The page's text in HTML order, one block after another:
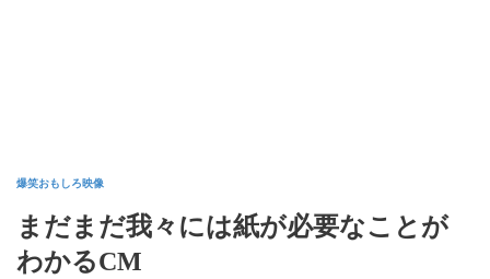
爆笑おもしろ映像
まだまだ我々には紙が必要なことが
わかるCM